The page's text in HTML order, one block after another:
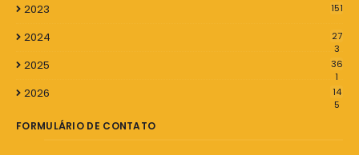
2023 151
2024
27
3
2025
36
1
2026
14
5
FORMULÁRIO DE CONTATO